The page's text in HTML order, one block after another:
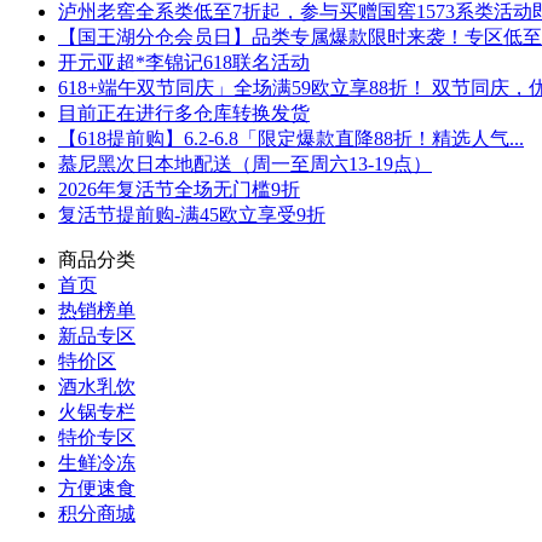
泸州老窖全系类低至7折起，参与买赠国窖1573系类活动
【国王湖分仓会员日】品类专属爆款限时来袭！专区低
开元亚超*李锦记618联名活动
618+端午双节同庆」全场满59欧立享88折！ 双节同庆，
目前正在进行多仓库转换发货
【618提前购】6.2-6.8「限定爆款直降88折！精选人气...
慕尼黑次日本地配送（周一至周六13-19点）
2026年复活节全场无门槛9折
复活节提前购-满45欧立享受9折
商品分类
首页
热销榜单
新品专区
特价区
酒水乳饮
火锅专栏
特价专区
生鲜冷冻
方便速食
积分商城